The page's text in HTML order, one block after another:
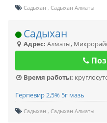
Садыхан Садыхан Алматы
Садыхан
Адрес: Алматы,
Время работы:
Герпевир 2,5% 5г мазь
Садыхан Садыхан Алматы